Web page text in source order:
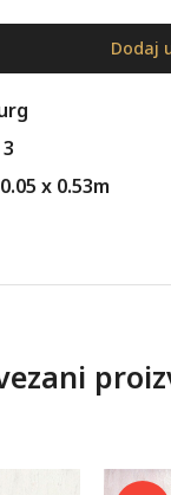
Dodaj
x 0.53m